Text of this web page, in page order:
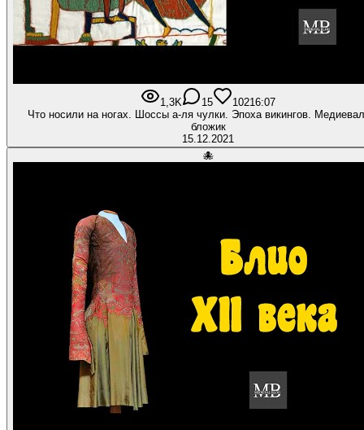
1,3K 15 10216:07
Что носили на ногах. Шоссы а-ля чулки. Эпоха викингов. Медиевальный
бложик
15.12.2021
🐙